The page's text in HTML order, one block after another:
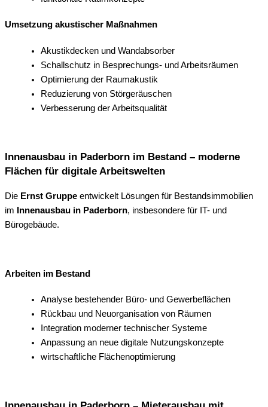
Umsetzung akustischer Maßnahmen
Akustikdecken und Wandabsorber
Schallschutz in Besprechungs- und Arbeitsräumen
Optimierung der Raumakustik
Reduzierung von Störgeräuschen
Verbesserung der Arbeitsqualität
Innenausbau in Paderborn im Bestand – moderne
Flächen für digitale Arbeitswelten
Die Ernst Gruppe entwickelt Lösungen für Bestandsimmobilien
im
Innenausbau in Paderborn, insbesondere für IT- und
Bürogebäude.
Arbeiten im Bestand
Analyse bestehender Büro- und Gewerbeflächen
Rückbau und Neuorganisation von Räumen
Integration moderner technischer Systeme
Anpassung an neue digitale Nutzungskonzepte
wirtschaftliche Flächenoptimierung